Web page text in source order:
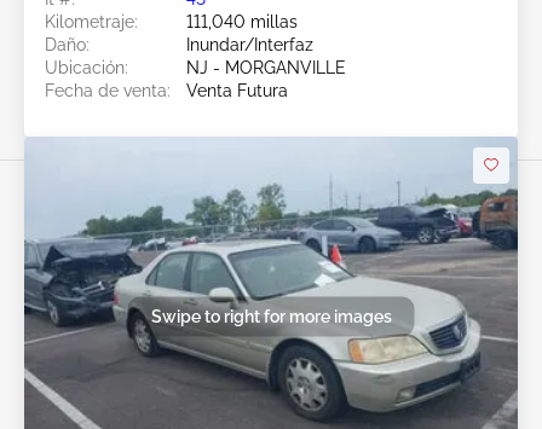
Kilometraje:
111,040 millas
Daño:
Inundar/Interfaz
Ubicación:
NJ - MORGANVILLE
Fecha de venta:
Venta Futura
Swipe to right for more images